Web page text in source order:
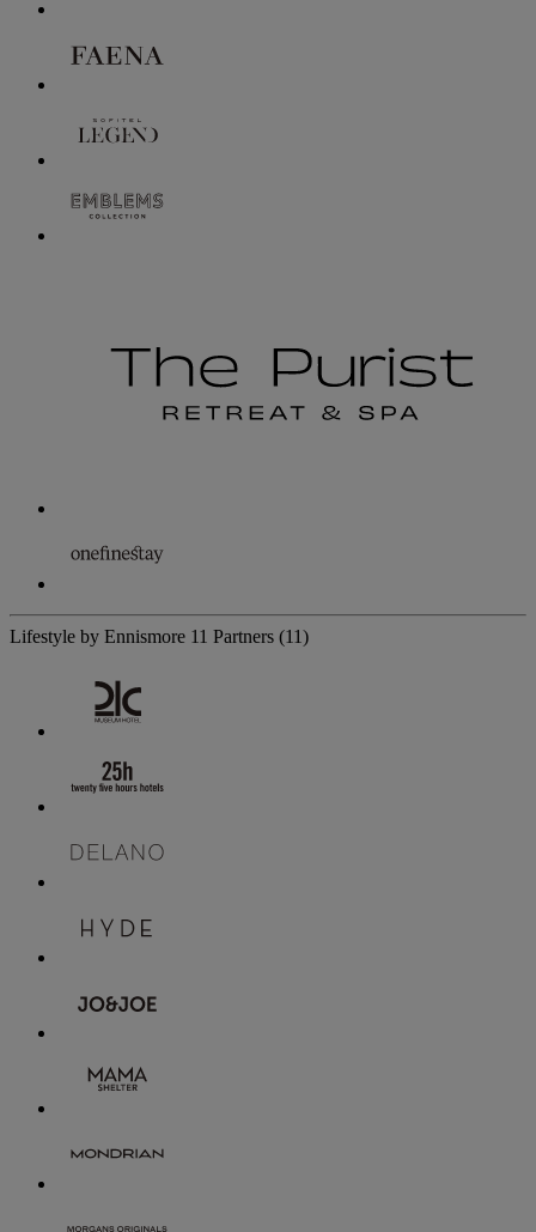
Lifestyle by Ennismore 11 Partners (11)